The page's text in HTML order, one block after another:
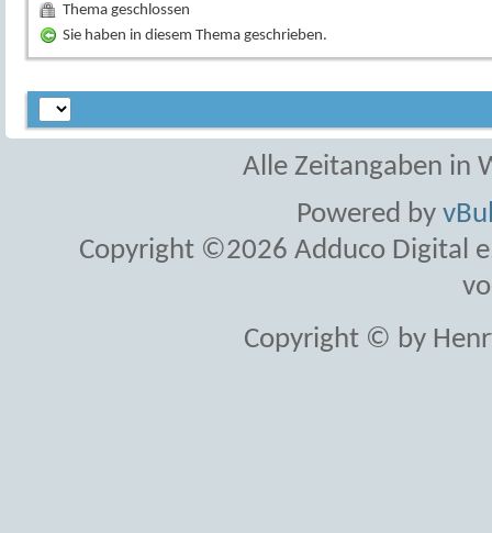
Thema geschlossen
Sie haben in diesem Thema geschrieben.
Alle Zeitangaben in
Powered by
Copyright ©2026 Adduco Digital
Copyright © by